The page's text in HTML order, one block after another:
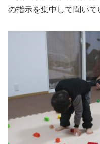
の指示を集中して聞いて